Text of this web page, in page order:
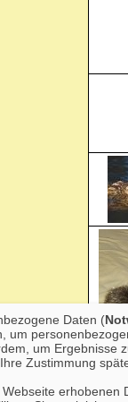
Daten (
um
um Ergebnisse
Zustimmung
erhobenen